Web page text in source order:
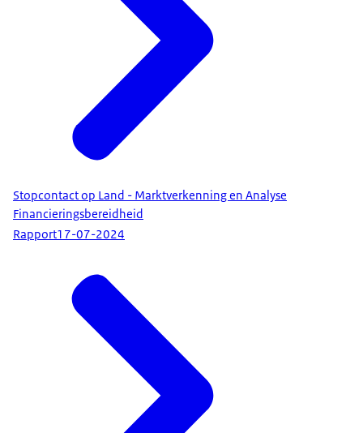
Stopcontact op Land - Marktverkenning en Analyse
Financieringsbereidheid
Rapport17-07-2024